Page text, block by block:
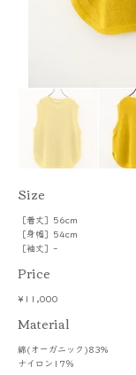
​Size
［着丈］56cm
［身幅］54cm
［袖丈］-
Price
¥11,000
​Material
綿(オーガニック)83%
ナイロン17％